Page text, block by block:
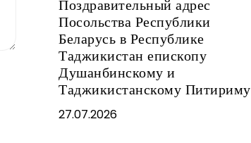
Поздравительный адрес
Посольства Республики
Беларусь в Республике
Таджикистан епископу
Душанбинскому и
Таджикистанскому Питириму
27.07.2026